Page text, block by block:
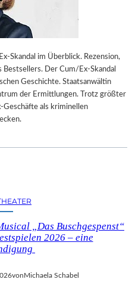
U
G
S
B
E
R
S
H
A
B
Skandal im Überblick. Rezension,
Der Cum/Ex-Skandal
Geschichte. Staatsanwältin
der Ermittlungen. Trotz größter
Geschäfte als kriminellen
„Das Buschgespenst“
2026 – eine
vonMichaela Schabel